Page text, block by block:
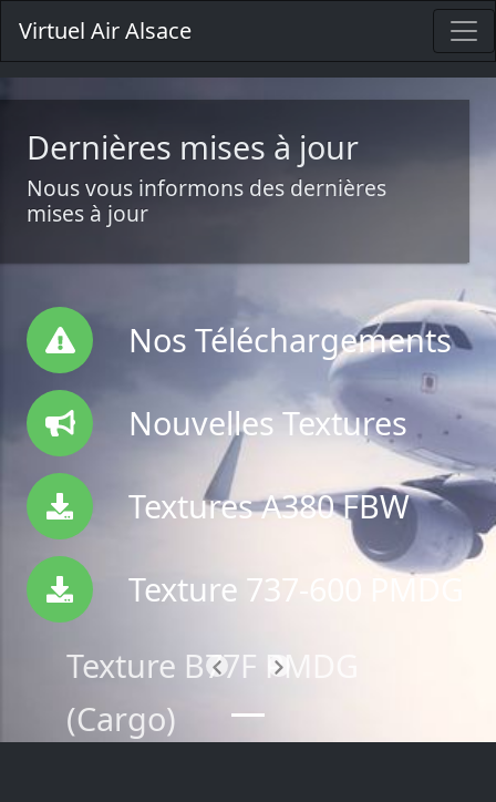
Virtuel Air Alsace
Dernières mises à jour
Nous vous informons des dernières
mises à jour
Nos Téléchargements
Nouvelles Textures
Textures A380 FBW
Texture 737-600 PMDG
Texture B77F PMDG
(Cargo)
PrécédentSuivant